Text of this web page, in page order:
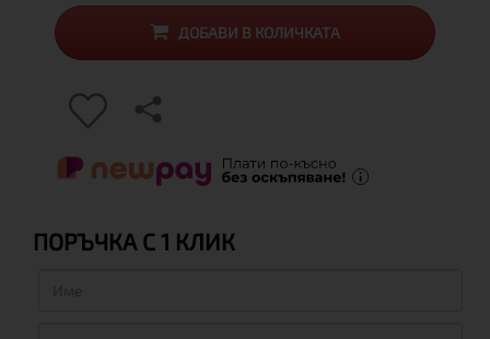
ДОБАВИ В КОЛИЧКАТА
ПОРЪЧКА С 1 КЛИК